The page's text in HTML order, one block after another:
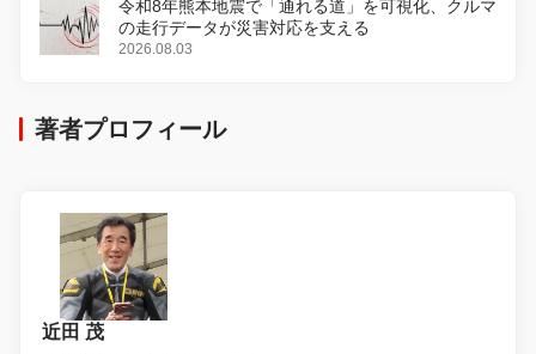
令和8年熊本地震で「通れる道」を可視化、クルマ
の走行データが災害対応を支える
2026.08.03
著者プロフィール
近田 茂